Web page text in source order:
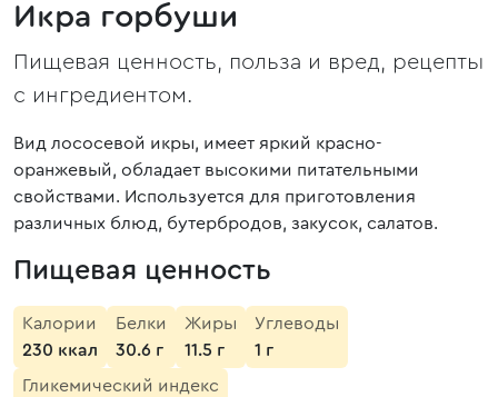
Икра горбуши
Пищевая ценность, польза и вред, рецепты
с ингредиентом.
Вид лососевой икры, имеет яркий красно-
оранжевый, обладает высокими питательными
свойствами. Используется для приготовления
различных блюд, бутербродов, закусок, салатов.
Пищевая ценность
Калории
230 ккал
Белки
30.6 г
Жиры
11.5 г
Углеводы
1 г
Гликемический индекс